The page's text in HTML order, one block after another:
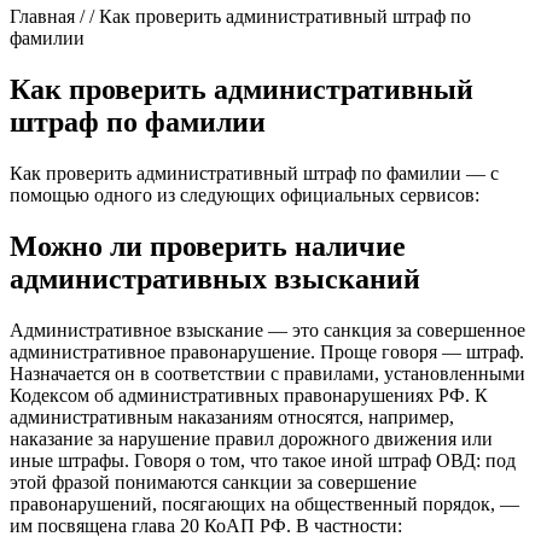
Главная / / Как проверить административный штраф по
фамилии
Как проверить административный
штраф по фамилии
Как проверить административный штраф по фамилии — с
помощью одного из следующих официальных сервисов:
Можно ли проверить наличие
административных взысканий
Административное взыскание — это санкция за совершенное
административное правонарушение. Проще говоря — штраф.
Назначается он в соответствии с правилами, установленными
Кодексом об административных правонарушениях РФ. К
административным наказаниям относятся, например,
наказание за нарушение правил дорожного движения или
иные штрафы. Говоря о том, что такое иной штраф ОВД: под
этой фразой понимаются санкции за совершение
правонарушений, посягающих на общественный порядок, —
им посвящена глава 20 КоАП РФ. В частности: